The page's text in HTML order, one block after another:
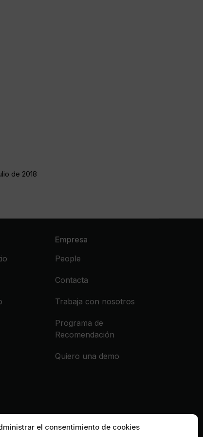
el consentimiento de cookies
de 2018
Empresa
People
Contacta
Trabaja con nosotros
Programa de
Recomendación
Quiero una demo